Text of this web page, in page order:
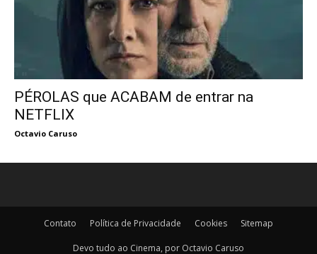
PÉROLAS que ACABAM de entrar na
NETFLIX
Octavio Caruso
Contato Política de Privacidade Cookies Sitemap
Devo tudo ao Cinema, por Octavio Caruso